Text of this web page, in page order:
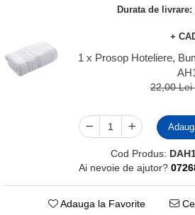
Durata de livrare:
+
1 x Prosop Hoteliere,
22,00 Lei
Cod Produs:
Ai nevoie de ajutor?
Adauga la Favorite